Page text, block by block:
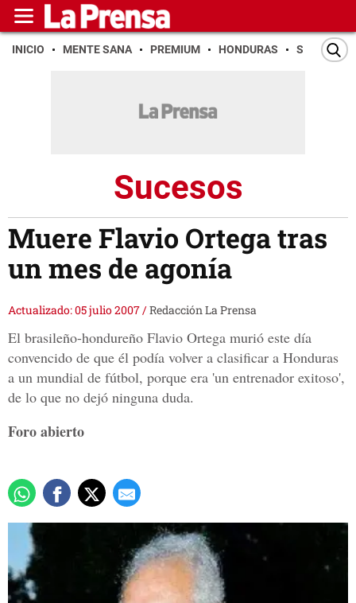
INICIO MENTE SANA PREMIUM HONDURAS SAN PEDRO
Sucesos
Muere Flavio Ortega tras
un mes de agonía
Actualizado: 05 julio 2007/Redacción La Prensa
El brasileño-hondureño Flavio Ortega murió este día
convencido de que él podía volver a clasificar a Honduras
a un mundial de fútbol, porque era 'un entrenador exitoso',
de lo que no dejó ninguna duda.
Foro abierto